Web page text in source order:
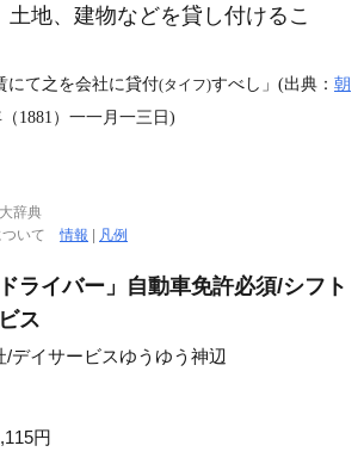
土地、建物などを貸し付けるこ
にて之を会社に貸付(タイフ)すべし」(出典： 朝
1881）一一月一三日)
辞典
ついて情報 | 凡例
ライバー」自動車免許必須/シフト
ス
デイサービスゆうゆう神辺
円